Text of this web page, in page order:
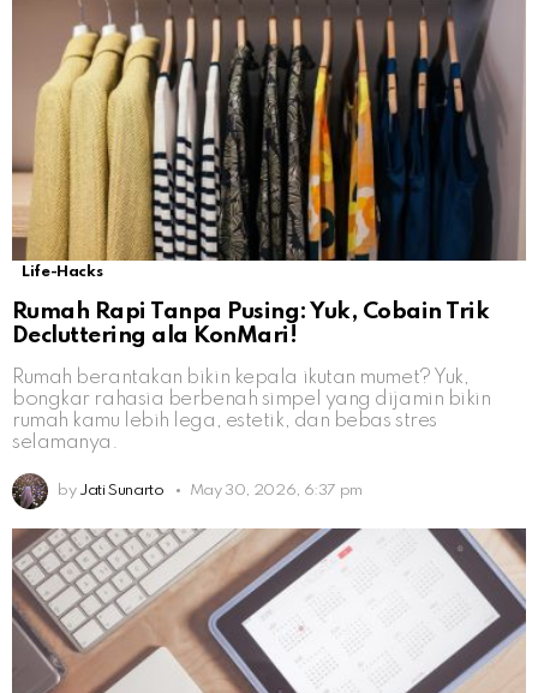
Life-Hacks
Rumah Rapi Tanpa Pusing: Yuk, Cobain Trik
Decluttering ala KonMari!
Rumah berantakan bikin kepala ikutan mumet? Yuk,
bongkar rahasia berbenah simpel yang dijamin bikin
rumah kamu lebih lega, estetik, dan bebas stres
selamanya.
by Jati Sunarto May 30, 2026, 6:37 pm